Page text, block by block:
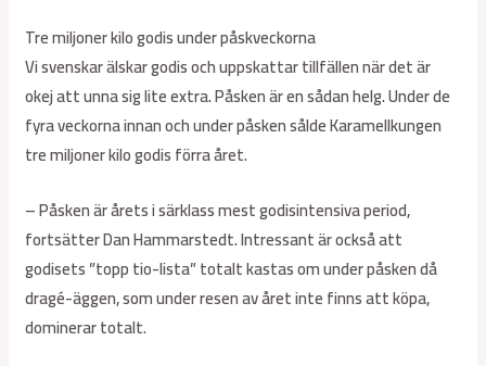
Tre miljoner kilo godis under påskveckorna
Vi svenskar älskar godis och uppskattar tillfällen när det är
okej att unna sig lite extra. Påsken är en sådan helg. Under de
fyra veckorna innan och under påsken sålde Karamellkungen
tre miljoner kilo godis förra året.
– Påsken är årets i särklass mest godisintensiva period,
fortsätter Dan Hammarstedt. Intressant är också att
godisets ”topp tio-lista” totalt kastas om under påsken då
dragé-äggen, som under resen av året inte finns att köpa,
dominerar totalt.